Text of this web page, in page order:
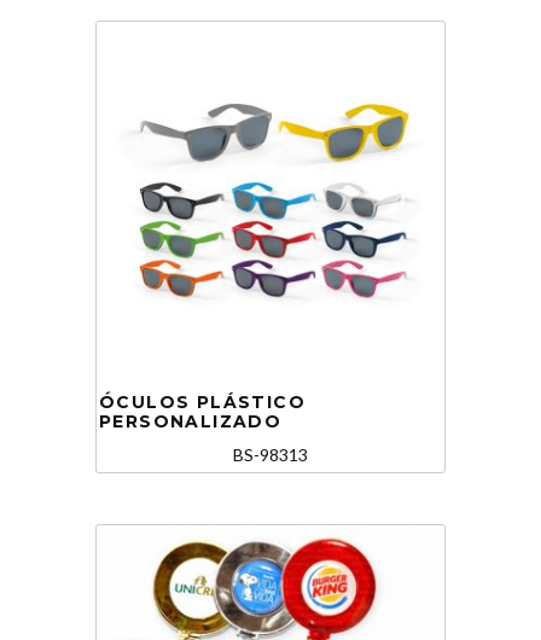
ÓCULOS PLÁSTICO
PERSONALIZADO
BS-98313